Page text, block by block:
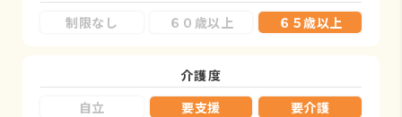
制限なし
６０歳以上 ６５歳以上
介護度
自立
要支援 要介護